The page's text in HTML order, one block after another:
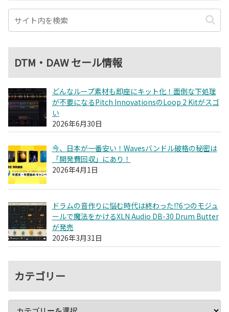
DTM・DAW セール情報
どんなループ素材も即座にキット化！面倒な下処理
が不要になるPitch InnovationsのLoop 2 Kitがスゴ
い
2026年6月30日
今、日本が一番安い！Wavesバンドル破格の秘密は
「開発費回収」にあり！
2026年4月1日
ドラムの音作りに悩む時代は終わった!?6つのモジュ
ールで魔法をかけるXLN Audio DB-30 Drum Butter
が発売
2026年3月31日
カテゴリー